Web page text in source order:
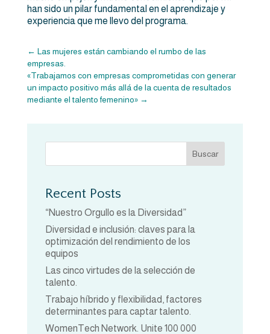
han sido un pilar fundamental en el aprendizaje y
experiencia que me llevo del programa.
← Las mujeres están cambiando el rumbo de las
empresas.
«Trabajamos con empresas comprometidas con generar
un impacto positivo más allá de la cuenta de resultados
mediante el talento femenino»→
Buscar
Recent Posts
“Nuestro Orgullo es la Diversidad”
Diversidad e inclusión: claves para la
optimización del rendimiento de los
equipos
Las cinco virtudes de la selección de
talento.
Trabajo híbrido y flexibilidad, factores
determinantes para captar talento.
WomenTech Network. Unite 100 000